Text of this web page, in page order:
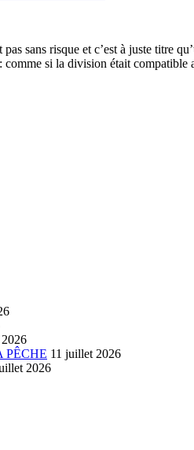
sans risque et c’est à juste titre
si la division était compatible
PÊCHE 11 juillet 2026
2026